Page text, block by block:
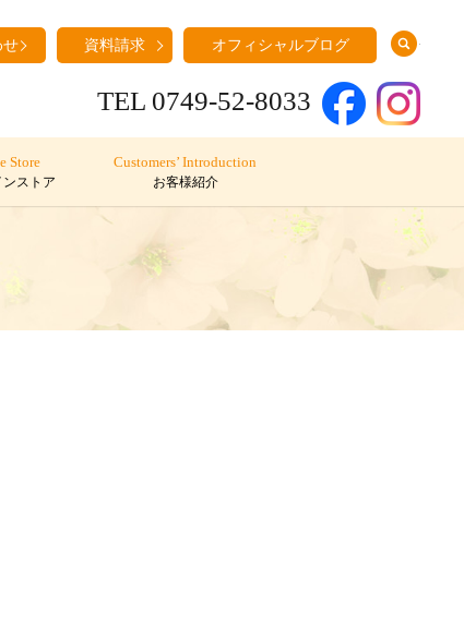
せ 資料請求 オフィシャルブログ
TEL 0749-52-8033
Store
ンストア
Customers’ Introduction
お客様紹介